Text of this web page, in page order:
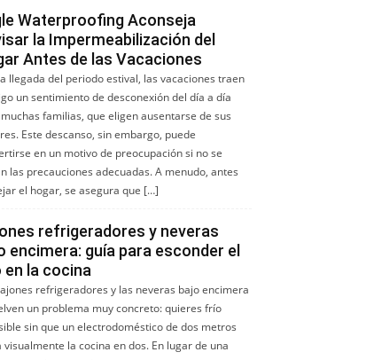
Waterproofing Aconseja
la Impermeabilización del
Antes de las Vacaciones
llegada del periodo estival, las vacaciones traen
un sentimiento de desconexión del día a día
familias, que eligen ausentarse de sus
Este descanso, sin embargo, puede
en un motivo de preocupación si no se
las precauciones adecuadas. A menudo, antes
el hogar, se asegura que […]
refrigeradores y neveras
encimera: guía para esconder el
la cocina
refrigeradores y las neveras bajo encimera
un problema muy concreto: quieres frío
sin que un electrodoméstico de dos metros
visualmente la cocina en dos. En lugar de una